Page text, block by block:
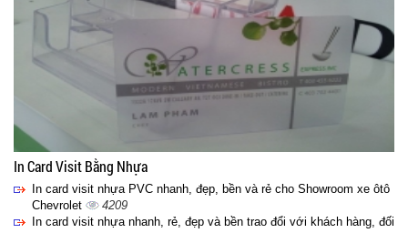
In Card Visit Bằng Nhựa
In card visit nhựa PVC nhanh, đẹp, bền và rẻ cho Showroom xe ôtô
Chevrolet
4209
In card visit nhựa nhanh, rẻ, đẹp và bền trao đổi với khách hàng, đối